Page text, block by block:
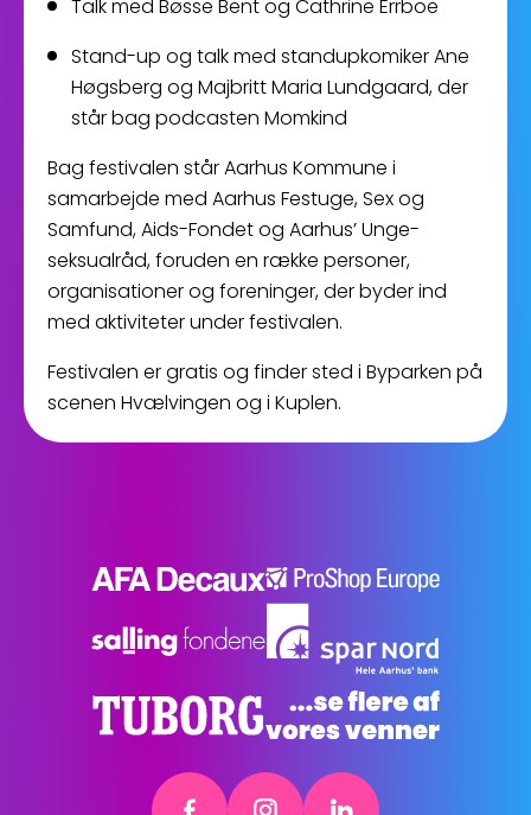
Talk med Bøsse Bent og Cathrine Errboe
Stand-up og talk med standupkomiker Ane
Høgsberg og Majbritt Maria Lundgaard, der
står bag podcasten Momkind
Bag festivalen står Aarhus Kommune i
samarbejde med Aarhus Festuge, Sex og
Samfund, Aids-Fondet og Aarhus’ Unge-
seksualråd, foruden en række personer,
organisationer og foreninger, der byder ind
med aktiviteter under festivalen.
Festivalen er gratis og finder sted i Byparken på
scenen Hvælvingen og i Kuplen.